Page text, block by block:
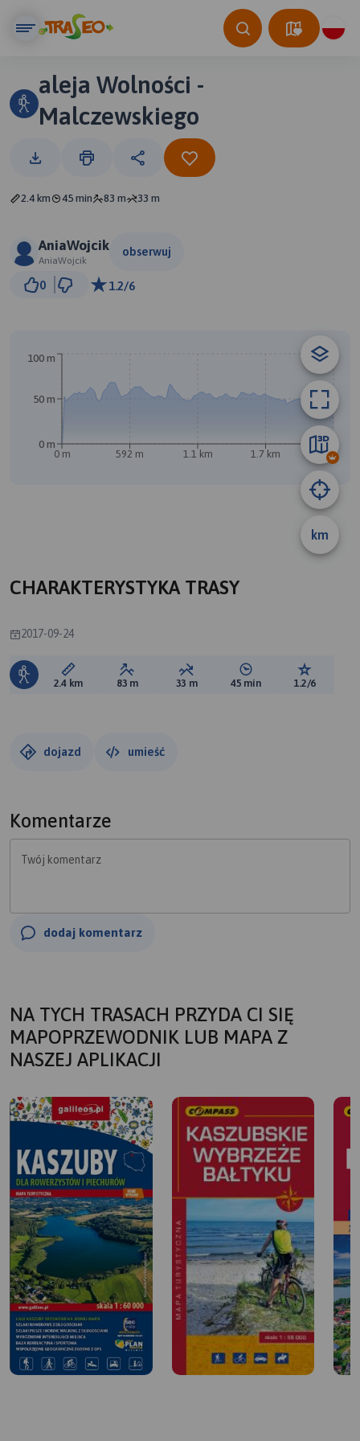
aleja Wolności -
Malczewskiego
2.4 km 45 min 83 m 33 m
AniaWojcik
AniaWojcik
obserwuj
0 1.2/6
km
0 m 592 m 1.1 km 1.7 km 2.3 km
0 m
50 m
100 m
CHARAKTERYSTYKA TRASY
2017-09-24
Długość trasy:
2.4 km Suma przewyższeń:
83 m Suma spadków:
33 m Średni czas potrzebny
45 min Ocena
1.2/6
dojazd umieść
Komentarze
Twój komentarz
dodaj komentarz
NA TYCH TRASACH PRZYDA CI SIĘ
MAPOPRZEWODNIK LUB MAPA Z
NASZEJ APLIKACJI